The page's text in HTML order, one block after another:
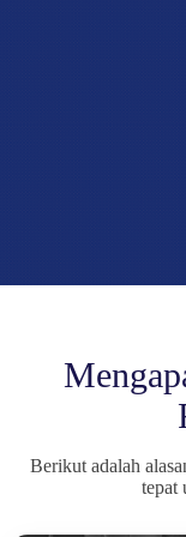
Berikut adalah
tepat